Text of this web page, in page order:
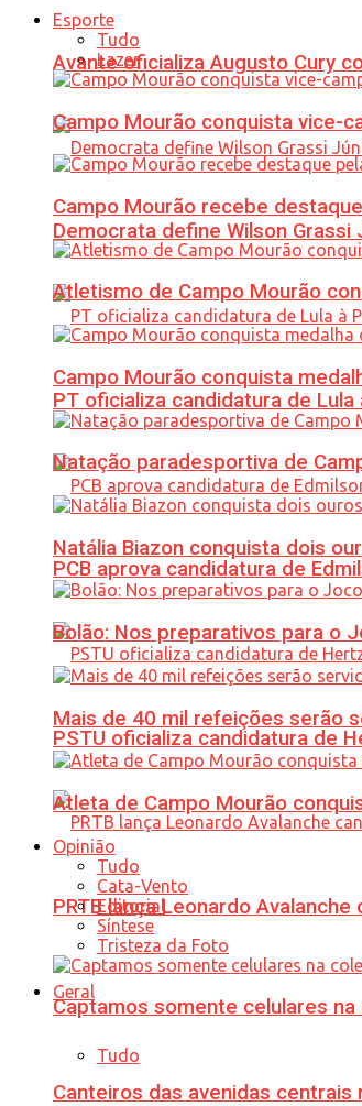
Avante oficializa Augusto Cury
Democrata define Wilson
PT oficializa candidatura de
PCB aprova candidatura de
PSTU oficializa candidatura de
PRTB lança Leonardo
Geral
Tudo
Esporte
Tudo
Lazer
Campo Mourão conquista vice-
Campo Mourão recebe
Atletismo de Campo Mourão
Campo Mourão conquista
Natação paradesportiva de
Natália Biazon conquista dois
Bolão: Nos preparativos para o
Mais de 40 mil refeições serão
Atleta de Campo Mourão
Opinião
Tudo
Cata-Vento
Editorial
Síntese
Tristeza da Foto
Captamos somente celulares
Canteiros das avenidas